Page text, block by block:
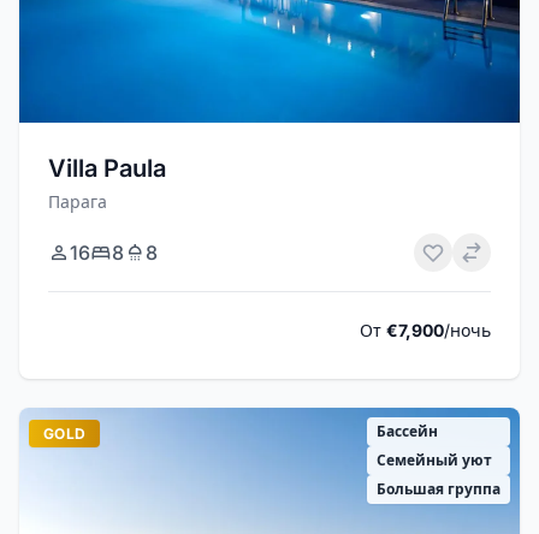
Villa Paula
Парага
16 8 8
От €7,900/ночь
GOLD
Бассейн
Семейный уют
Большая группа